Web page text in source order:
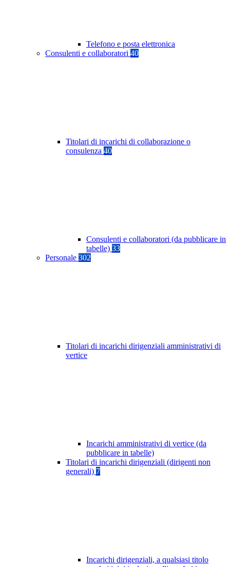
Telefono e posta elettronica
Consulenti e collaboratori 40
Titolari di incarichi di collaborazione o
consulenza 40
Consulenti e collaboratori (da pubblicare in
tabelle) 33
Personale 302
Titolari di incarichi dirigenziali amministrativi di
vertice
Incarichi amministrativi di vertice (da
pubblicare in tabelle)
Titolari di incarichi dirigenziali (dirigenti non
generali) 7
Incarichi dirigenziali, a qualsiasi titolo